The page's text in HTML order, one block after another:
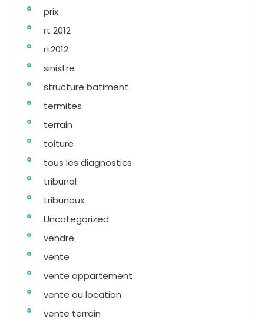
prix
rt 2012
rt2012
sinistre
structure batiment
termites
terrain
toiture
tous les diagnostics
tribunal
tribunaux
Uncategorized
vendre
vente
vente appartement
vente ou location
vente terrain